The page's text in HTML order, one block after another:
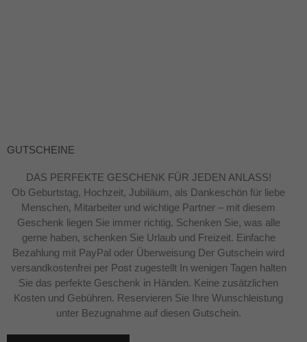
GUTSCHEINE
DAS PERFEKTE GESCHENK FÜR JEDEN ANLASS!
Ob Geburtstag, Hochzeit, Jubiläum, als Dankeschön für liebe
Menschen, Mitarbeiter und wichtige Partner – mit diesem
Geschenk liegen Sie immer richtig. Schenken Sie, was alle
gerne haben, schenken Sie Urlaub und Freizeit. Einfache
Bezahlung mit PayPal oder Überweisung Der Gutschein wird
versandkostenfrei per Post zugestellt In wenigen Tagen halten
Sie das perfekte Geschenk in Händen. Keine zusätzlichen
Kosten und Gebühren. Reservieren Sie Ihre Wunschleistung
unter Bezugnahme auf diesen Gutschein.